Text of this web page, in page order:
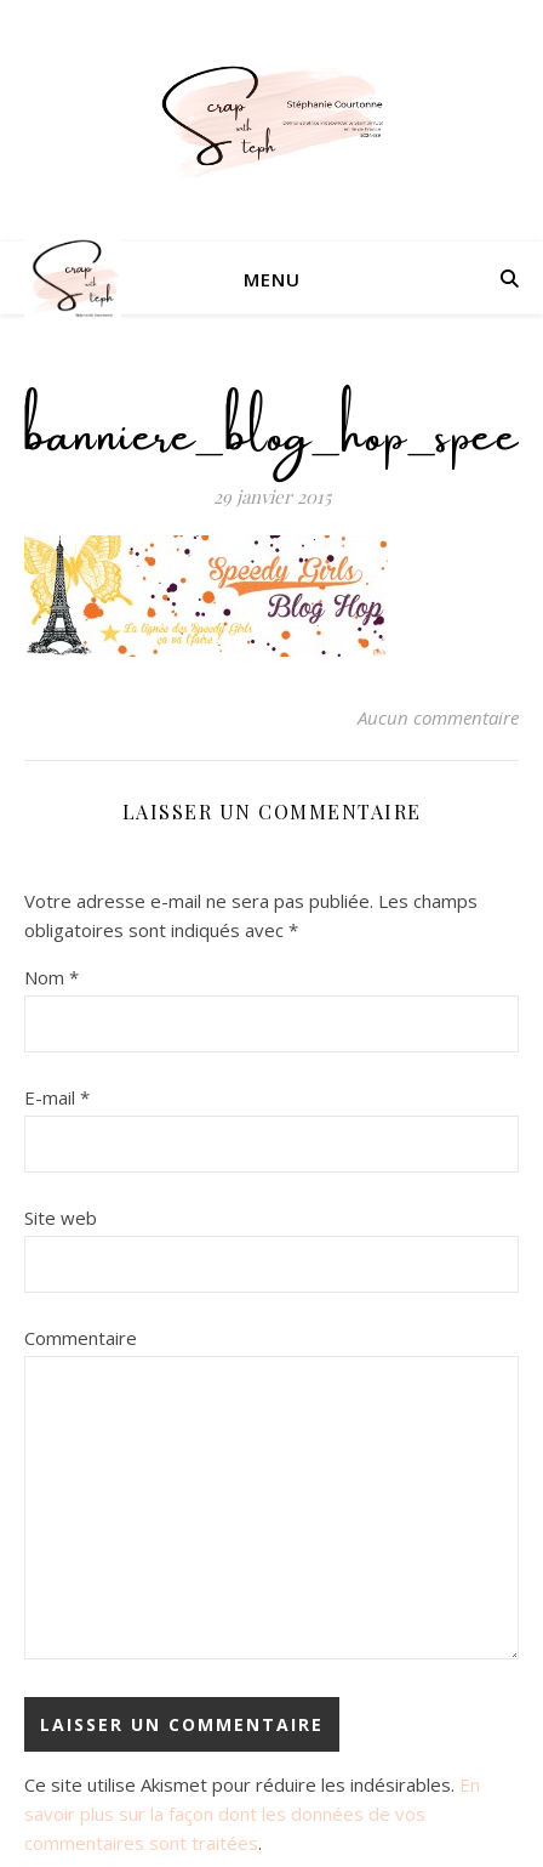
MENU
29 janvier 2015
Aucun commentaire
LAISSER UN COMMENTAIRE
Votre adresse e-mail ne sera pas publiée. Les champs
obligatoires sont indiqués avec *
Nom *
E-mail *
Site web
Commentaire
Ce site utilise Akismet pour réduire les indésirables. En
savoir plus sur la façon dont les données de vos
commentaires sont traitées.